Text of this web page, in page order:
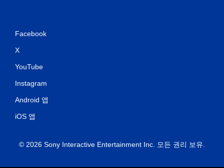
Facebook
X
YouTube
Instagram
Android 앱
iOS 앱
© 2026 Sony Interactive Entertainment Inc. 모든 권리 보유.